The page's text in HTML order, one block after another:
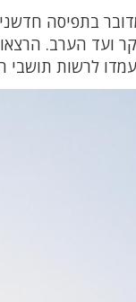
בתפיסה
ועד הערב.
לרשות תושבי